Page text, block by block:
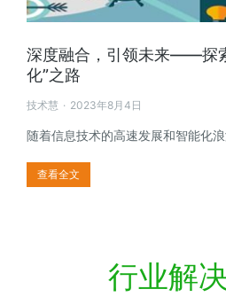
深度融合，引领未来——探
化”之路
技术慧 2023年8月4日
随着信息技术的高速发展和智能化
查看全文
行业解